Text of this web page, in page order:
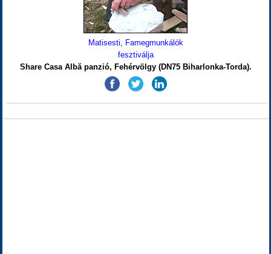
Matisesti, Famegmunkálók
fesztiválja
Share Casa Albă panzió, Fehérvölgy (DN75 Biharlonka-Torda).